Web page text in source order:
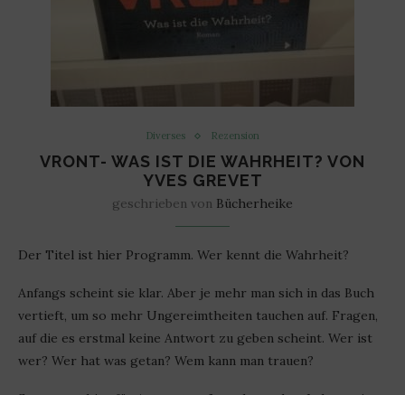
Diverses Rezension
VRONT- WAS IST DIE WAHRHEIT? VON
YVES GREVET
geschrieben von Bücherheike
Der Titel ist hier Programm. Wer kennt die Wahrheit?
Anfangs scheint sie klar. Aber je mehr man sich in das Buch
vertieft, um so mehr Ungereimtheiten tauchen auf. Fragen,
auf die es erstmal keine Antwort zu geben scheint. Wer ist
wer? Wer hat was getan? Wem kann man trauen?